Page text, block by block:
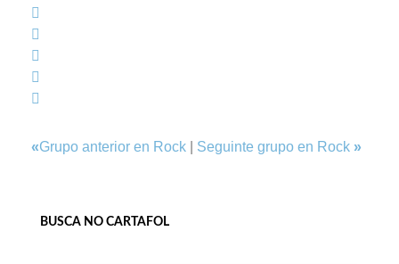
«Grupo anterior en Rock Seguinte grupo en Rock »
BUSCA NO CARTAFOL